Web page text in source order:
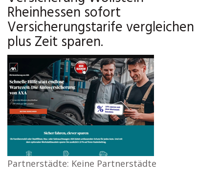
Rheinhessen sofort
Versicherungstarife vergleichen
plus Zeit sparen.
Partnerstädte: Keine Partnerstädte